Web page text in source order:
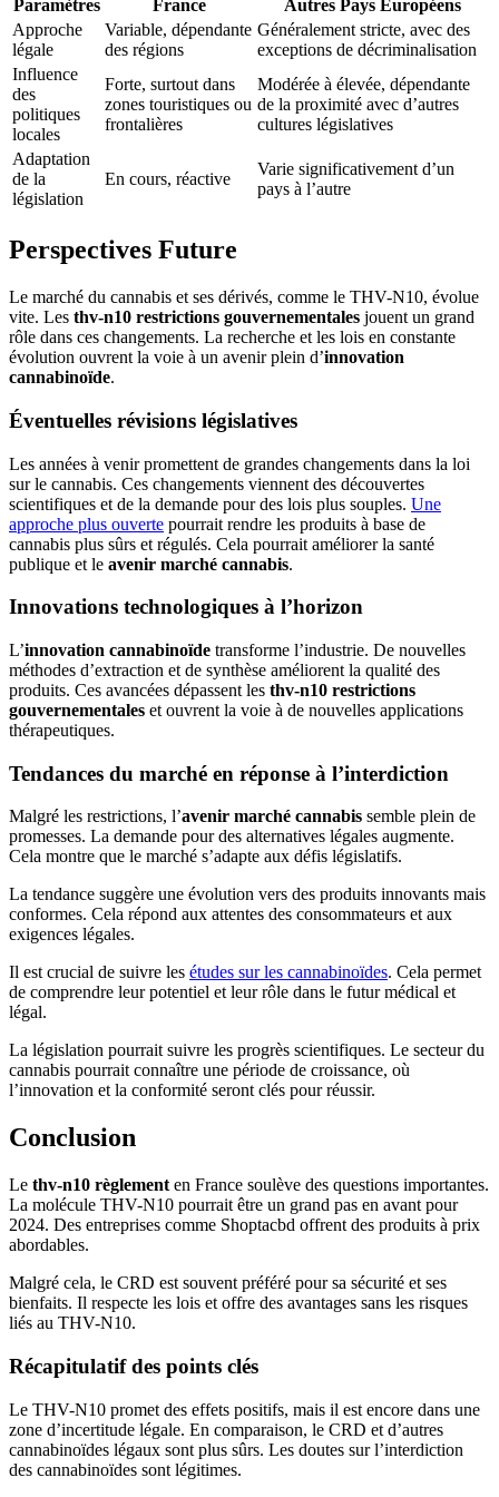
Paramètres France
Autres Pays Européens
Approche
légale
Variable, dépendante
des régions
Généralement stricte, avec des
exceptions de décriminalisation
Influence
des
politiques
locales
Forte, surtout dans
zones touristiques ou
frontalières
Modérée à élevée, dépendante
de la proximité avec d’autres
cultures législatives
Adaptation
de la
législation
En cours, réactive
Varie significativement d’un
pays à l’autre
Perspectives Future
Le marché du cannabis et ses dérivés, comme le THV-N10, évolue
vite. Les thv-n10 restrictions gouvernementales jouent un grand
rôle dans ces changements. La recherche et les lois en constante
évolution ouvrent la voie à un avenir plein d’innovation
cannabinoïde.
Éventuelles révisions législatives
Les années à venir promettent de grandes changements dans la loi
sur le cannabis. Ces changements viennent des découvertes
scientifiques et de la demande pour des lois plus souples. Une
approche plus ouverte pourrait rendre les produits à base de
cannabis plus sûrs et régulés. Cela pourrait améliorer la santé
publique et le avenir marché cannabis.
Innovations technologiques à l’horizon
L’innovation cannabinoïde transforme l’industrie. De nouvelles
méthodes d’extraction et de synthèse améliorent la qualité des
produits. Ces avancées dépassent les thv-n10 restrictions
gouvernementales et ouvrent la voie à de nouvelles applications
thérapeutiques.
Tendances du marché en réponse à l’interdiction
Malgré les restrictions, l’avenir marché cannabis semble plein de
promesses. La demande pour des alternatives légales augmente.
Cela montre que le marché s’adapte aux défis législatifs.
La tendance suggère une évolution vers des produits innovants mais
conformes. Cela répond aux attentes des consommateurs et aux
exigences légales.
Il est crucial de suivre les études sur les cannabinoïdes. Cela permet
de comprendre leur potentiel et leur rôle dans le futur médical et
légal.
La législation pourrait suivre les progrès scientifiques. Le secteur du
cannabis pourrait connaître une période de croissance, où
l’innovation et la conformité seront clés pour réussir.
Conclusion
Le thv-n10 règlement en France soulève des questions importantes.
La molécule THV-N10 pourrait être un grand pas en avant pour
2024. Des entreprises comme Shoptacbd offrent des produits à prix
abordables.
Malgré cela, le CRD est souvent préféré pour sa sécurité et ses
bienfaits. Il respecte les lois et offre des avantages sans les risques
liés au THV-N10.
Récapitulatif des points clés
Le THV-N10 promet des effets positifs, mais il est encore dans une
zone d’incertitude légale. En comparaison, le CRD et d’autres
cannabinoïdes légaux sont plus sûrs. Les doutes sur l’interdiction
des cannabinoïdes sont légitimes.